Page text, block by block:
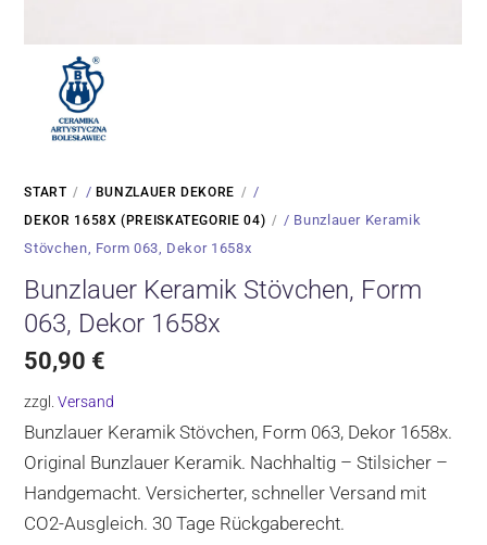
START / BUNZLAUER DEKORE /
DEKOR 1658X (PREISKATEGORIE 04)
/ Bunzlauer Keramik
Stövchen, Form 063, Dekor 1658x
Bunzlauer Keramik Stövchen, Form
063, Dekor 1658x
50,90 €
zzgl.Versand
Bunzlauer Keramik Stövchen, Form 063, Dekor 1658x.
Original Bunzlauer Keramik. Nachhaltig – Stilsicher –
Handgemacht. Versicherter, schneller Versand mit
CO2-Ausgleich. 30 Tage Rückgaberecht.